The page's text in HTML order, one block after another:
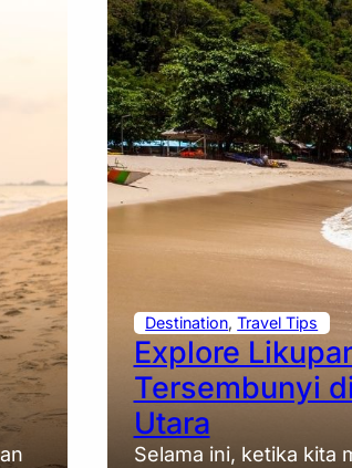
Destination, Travel Tips
Explore
Tersembunyi
Utara
Selama ini, ketika kita